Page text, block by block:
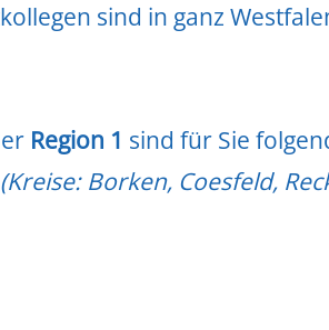
sind in ganz
Region 1 sind für Sie
(Kreise: Borken, Coesfeld,